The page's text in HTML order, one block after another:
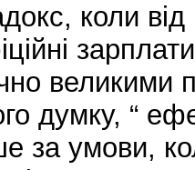
коли
великими
думку, “
за умови,